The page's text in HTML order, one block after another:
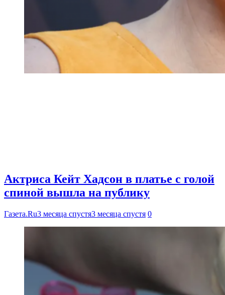
Актриса Кейт Хадсон в платье с голой
спиной вышла на публику
Газета.Ru3 месяца спустя3 месяца спустя 0